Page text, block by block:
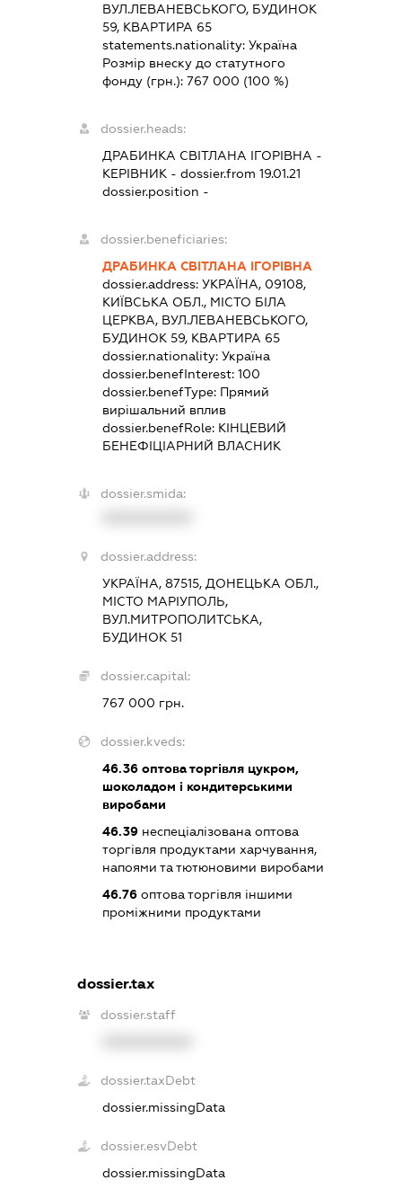
ВУЛ.ЛЕВАНЕВСЬКОГО, БУДИНОК
59, КВАРТИРА 65
statements.nationality: Україна
Розмір внеску до статутного
фонду (грн.): 767 000 (100 %)
dossier.heads:
ДРАБИНКА СВІТЛАНА ІГОРІВНА -
КЕРІВНИК- dossier.from 19.01.21
dossier.position -
dossier.beneficiaries:
ДРАБИНКА СВІТЛАНА ІГОРІВНА
dossier.address: УКРАЇНА, 09108,
КИЇВСЬКА ОБЛ., МІСТО БІЛА
ЦЕРКВА, ВУЛ.ЛЕВАНЕВСЬКОГО,
БУДИНОК 59, КВАРТИРА 65
dossier.nationality: Україна
dossier.benefInterest: 100
dossier.benefType: Прямий
вирішальний вплив
dossier.benefRole: КІНЦЕВИЙ
БЕНЕФІЦІАРНИЙ ВЛАСНИК
dossier.smida:
dossier.address:
УКРАЇНА, 87515, ДОНЕЦЬКА ОБЛ.,
МІСТО МАРІУПОЛЬ,
ВУЛ.МИТРОПОЛИТСЬКА,
БУДИНОК 51
dossier.capital:
767 000 грн.
dossier.kveds:
46.36оптова торгівля цукром,
шоколадом і кондитерськими
виробами
46.39неспеціалізована оптова
торгівля продуктами харчування,
напоями та тютюновими виробами
46.76оптова торгівля іншими
проміжними продуктами
dossier.tax
dossier.staff
dossier.taxDebt
dossier.missingData
dossier.esvDebt
dossier.missingData